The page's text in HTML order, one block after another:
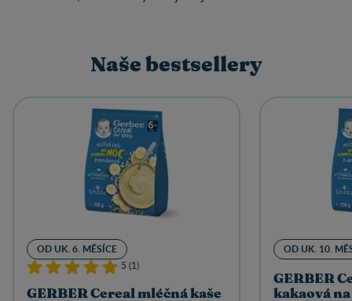
Naše bestsellery
OD UK. 6. MĚSÍCE
5 (1)
GERBER Cereal mléčná kaše
OD UK. 10.
GERBER
kakaová